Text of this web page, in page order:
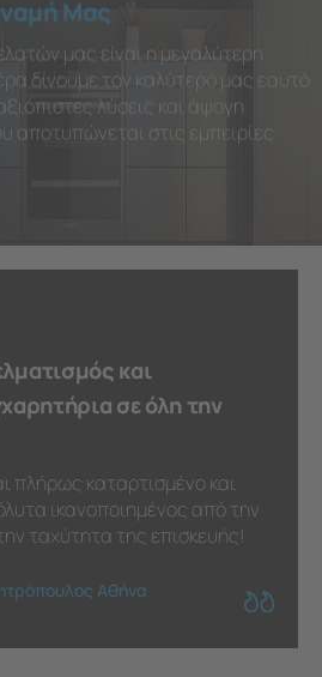
Μας
μας είναι η μεγαλύτερη
δίνουμε τον καλύτερό μας εαυτό
λύσεις και άψογη
αποτυπώνεται στις εμπειρίες
και
σε όλη την
πλήρως καταρτισμένο και
ικανοποιημένος από την
ταχύτητα της επισκευής!
Αθήνα